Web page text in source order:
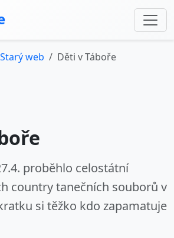
Starý web Děti v Táboře
proběhlo celostátní
country tanečních souborů v
si těžko kdo zapamatuje